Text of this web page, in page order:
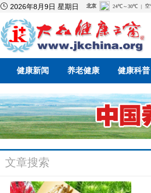
 2026年8月9日 星期日
健康新闻 养老健康 健康科普
文章搜索